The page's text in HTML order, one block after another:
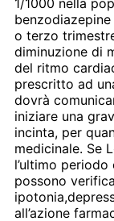
o terzo
diminuzione di
del ritmo
prescritto ad
dovrà
iniziare una
incinta, per
medicinale. Se
l’ultimo
possono
all’azione